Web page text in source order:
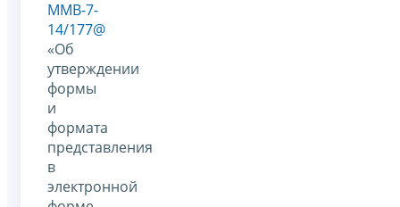
ММВ-7-
14/177@
«Об
утверждении
формы
и
формата
представления
в
электронной